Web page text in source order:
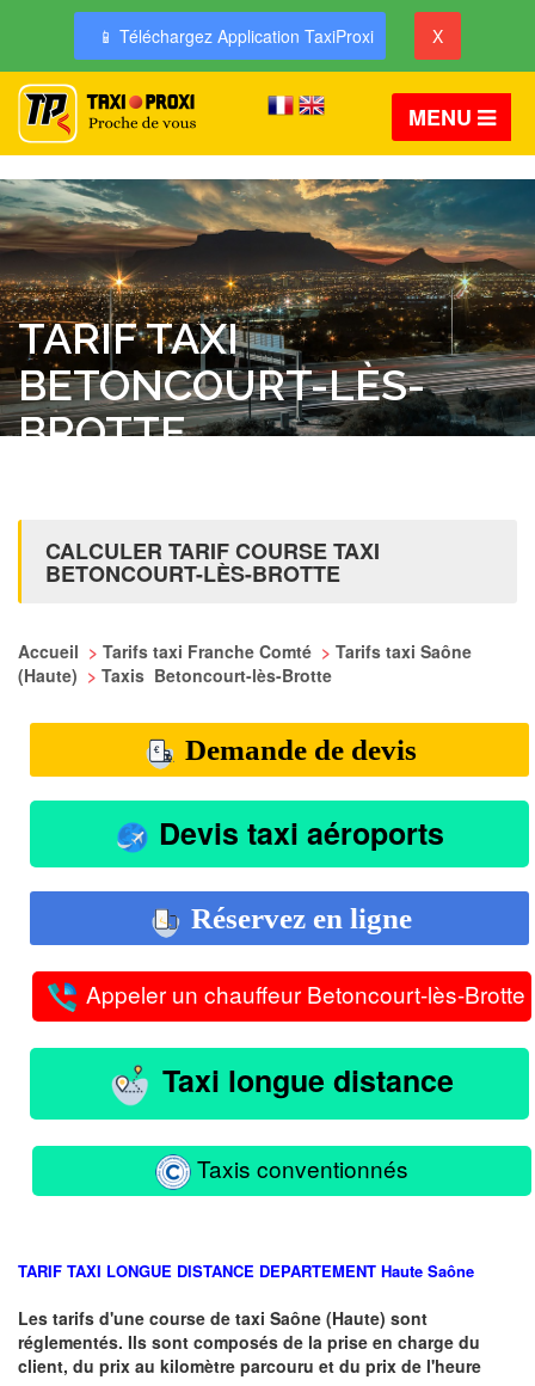
📱 Téléchargez Application TaxiProxi X
MENU
TARIF TAXI
BETONCOURT-LÈS-
BROTTE
CALCULER TARIF COURSE TAXI
BETONCOURT-LÈS-BROTTE
Accueil > Tarifs taxi Franche Comté > Tarifs taxi Saône
(Haute) > Taxis Betoncourt-lès-Brotte
Demande de devis
Devis taxi aéroports
Réservez en ligne
Appeler un chauffeur Betoncourt-lès-Brotte
Taxi longue distance
Taxis conventionnés
TARIF TAXI LONGUE DISTANCE DEPARTEMENT Haute Saône
Les tarifs d'une course de taxi Saône (Haute) sont
réglementés. Ils sont composés de la prise en charge du
client, du prix au kilomètre parcouru et du prix de l'heure